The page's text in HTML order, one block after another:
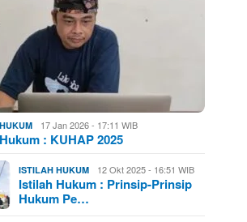
17 Jan 2026 - 17:11 WIB
: KUHAP 2025
ISTILAH HUKUM 12 Okt 2025 - 16:51 WIB
Istilah Hukum : Prinsip-Prinsip
Hukum Pe…